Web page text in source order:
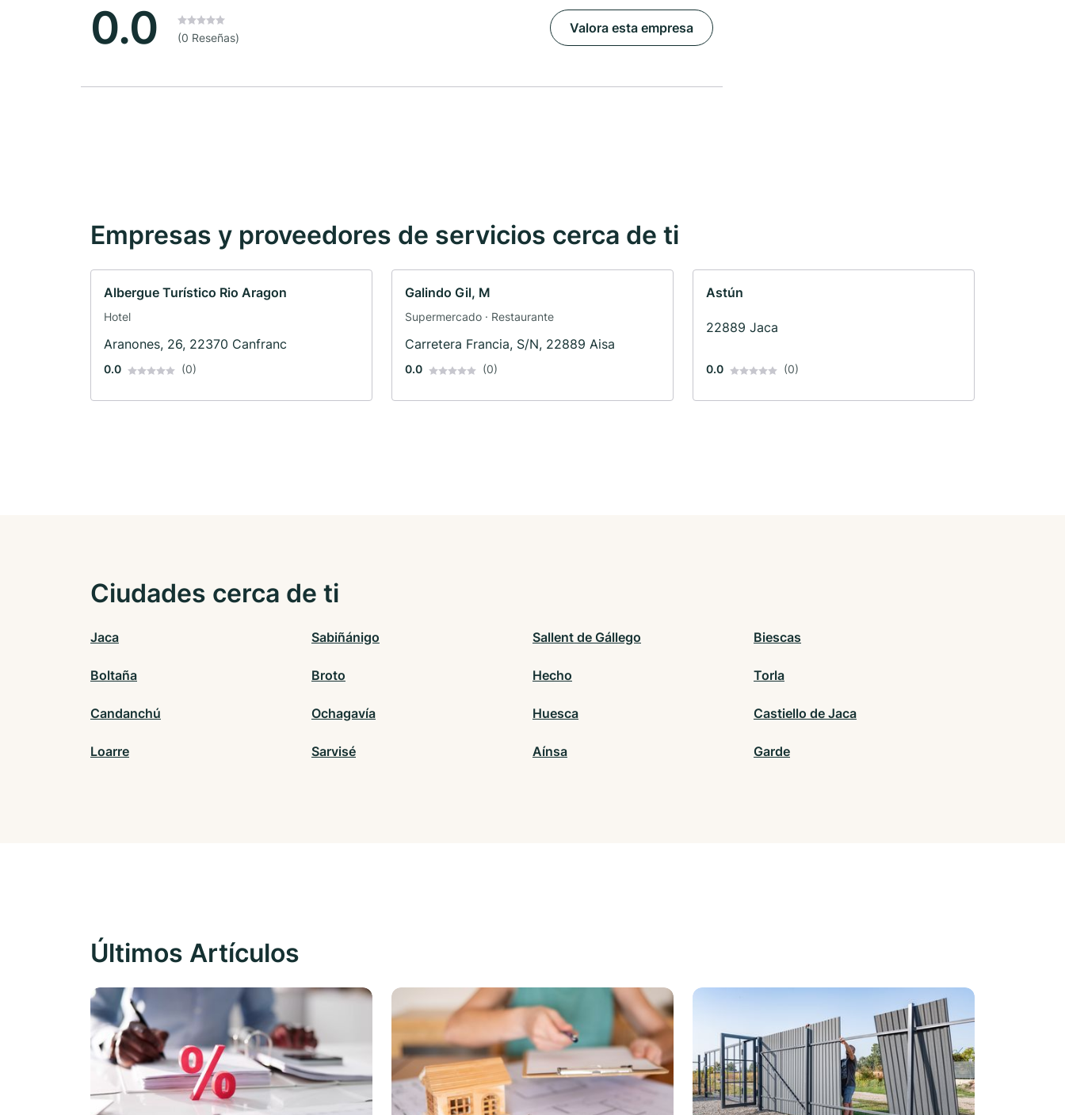
0.0 (0 Reseñas)
Valora esta empresa
Empresas y proveedores de servicios cerca de ti
Albergue Turístico Rio Aragon
Hotel
Aranones, 26, 22370 Canfranc
0.0 (0)
Galindo Gil, M
Supermercado · Restaurante
Carretera Francia, S/N, 22889 Aisa
0.0 (0)
Astún
22889 Jaca
0.0 (0)
Ciudades cerca de ti
Jaca Sabiñánigo Sallent de Gállego Biescas
Boltaña Broto Hecho Torla
Candanchú Ochagavía Huesca Castiello de Jaca
Loarre Sarvisé Aínsa Garde
Últimos Artículos